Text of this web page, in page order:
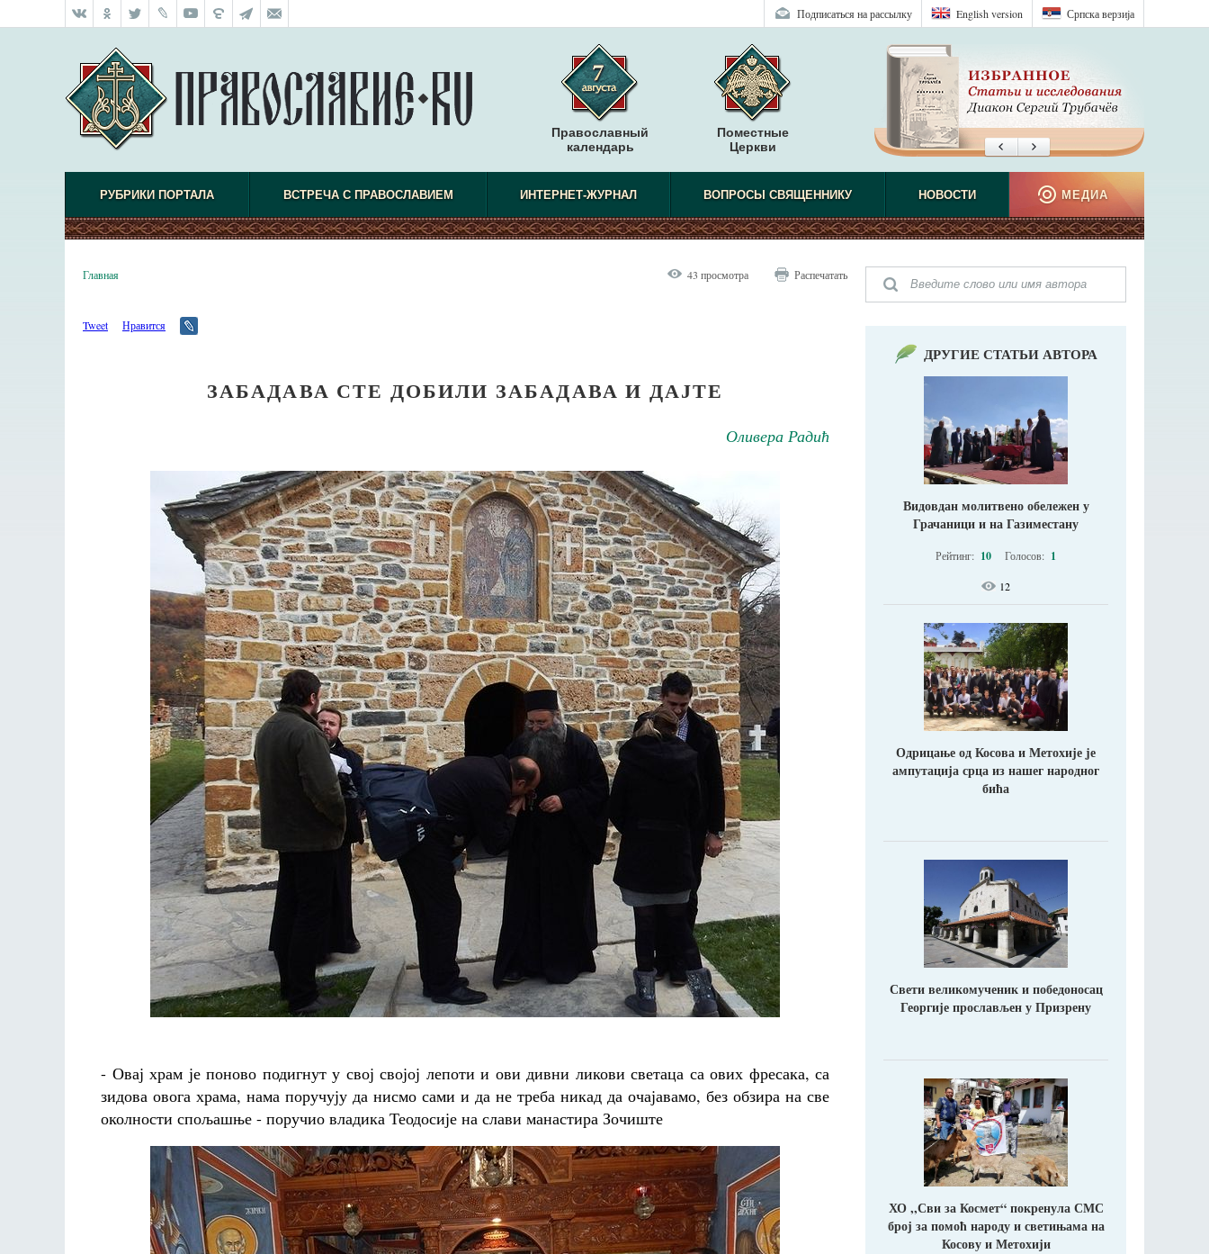
Српска верзиjа
English version
Подписаться на рассылку
Православный
календарь
Поместные
Церкви
РУБРИКИ ПОРТАЛА ВСТРЕЧА С ПРАВОСЛАВИЕМ ИНТЕРНЕТ-ЖУРНАЛ ВОПРОСЫ СВЯЩЕННИКУ НОВОСТИ МЕДИА
Главная 43 просмотра Распечатать
Tweet Нравится
ЗАБАДАВА СТЕ ДОБИЛИ ЗАБАДАВА И ДАЈТЕ
Оливера Радић
- Овај храм је поново подигнут у свој својој лепоти и ови дивни ликови светаца са ових фресака, са
зидова овога храма, нама поручују да нисмо сами и да не треба никад да очајавамо, без обзира на све
околности спољашње - поручио владика Теодосије на слави манастира Зочиште
ДРУГИЕ СТАТЬИ АВТОРА
Видовдан молитвено обележен у
Грачаници и на Газиместану
Рейтинг: 10 Голосов: 1
12
Одрицање од Косова и Метохије jе
ампутација срца из нашег народног
бића
Свети великомученик и победоносац
Георгије прослављен у Призрену
ХО ,,Сви за Космет“ покренула СМС
број за помоћ народу и светињама на
Косову и Метохији